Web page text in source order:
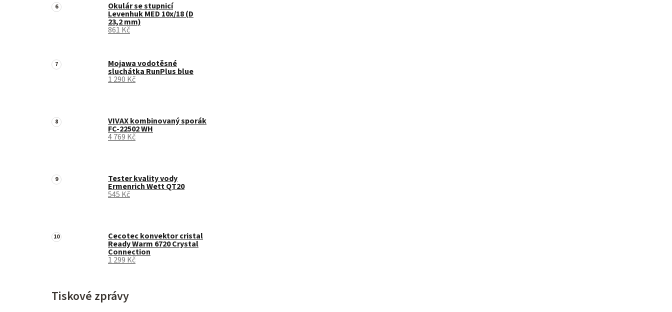
Okulár se stupnicí
Levenhuk MED 10x/18 (D
23,2 mm)
861 Kč
Mojawa vodotěsné
sluchátka RunPlus blue
1 290 Kč
VIVAX kombinovaný sporák
FC-22502 WH
4 769 Kč
Tester kvality vody
Ermenrich Wett QT20
545 Kč
Cecotec konvektor cristal
Ready Warm 6720 Crystal
Connection
1 299 Kč
Tiskové zprávy